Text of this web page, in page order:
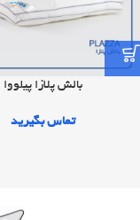
بالش پلازا پیلووا
تماس بگیرید